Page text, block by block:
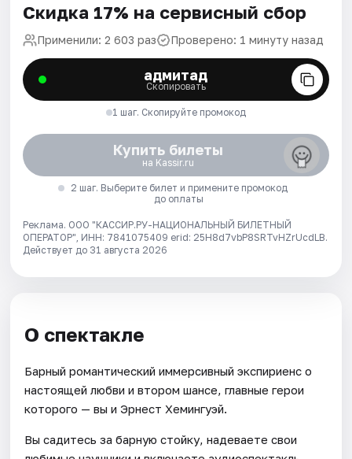
Скидка 17% на сервисный сбор
Применили: 2 603 раз Проверено: 1 минуту назад
адмитад
Скопировать
1 шаг. Скопируйте промокод
Купить билеты
на Kassir.ru
2 шаг. Выберите билет и примените промокод
до оплаты
Реклама. ООО "КАССИР.РУ-НАЦИОНАЛЬНЫЙ БИЛЕТНЫЙ
ОПЕРАТОР", ИНН: 7841075409 erid: 25H8d7vbP8SRTvHZrUcdLB.
Действует до 31 августа 2026
О спектакле
Барный романтический иммерсивный экспириенс о
настоящей любви и втором шансе, главные герои
которого — вы и Эрнест Хемингуэй.
Вы садитесь за барную стойку, надеваете свои